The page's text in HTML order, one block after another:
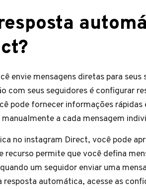
envie mensagens diretas para
com seus seguidores é configurar
pode fornecer informações rápidas
a cada mensagem
no instagram Direct, você pode
recurso permite que você defina
um seguidor enviar uma
automática, acesse as